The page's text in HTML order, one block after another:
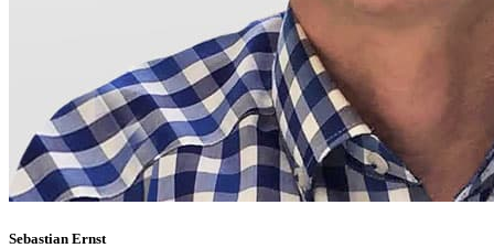
Sebastian Ernst